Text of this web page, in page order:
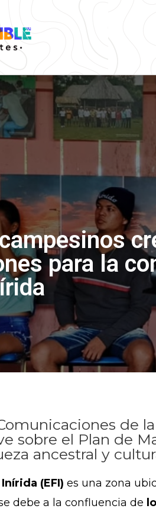
para la
de
sobre el Plan de
ancestral y
(EFI) es una zona
debe a la confluencia de